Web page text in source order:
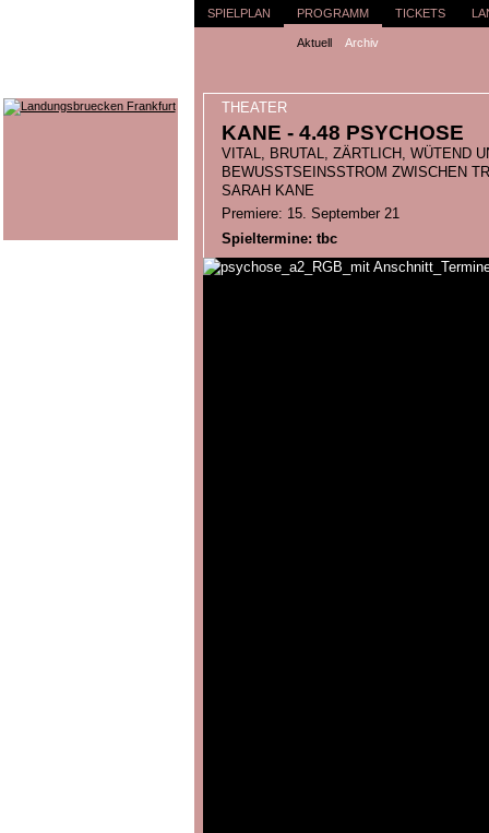
SPIELPLAN PROGRAMM
Aktuell Archiv
TICKETS
THEATER
KANE - 4.48 PSYCHOSE
VITAL, BRUTAL, ZÄRTLICH, WÜTEND
BEWUSSTSEINSSTROM ZWISCHEN
SARAH KANE
Premiere: 15. September 21
Spieltermine: tbc